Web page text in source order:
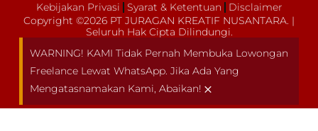
Kebijakan Privasi Syarat & Ketentuan
Disclaimer
Copyright ©2026 PT JURAGAN KREATIF NUSANTARA. |
Seluruh Hak Cipta Dilindungi.
WARNING! KAMI Tidak Pernah Membuka Lowongan
Freelance Lewat WhatsApp. Jika Ada Yang
Mengatasnamakan Kami, Abaikan! ×